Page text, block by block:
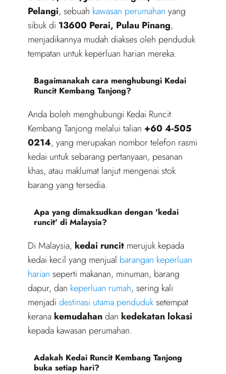
Pelangi, sebuah kawasan perumahan yang
sibuk di 13600 Perai, Pulau Pinang,
menjadikannya mudah diakses oleh penduduk
tempatan untuk keperluan harian mereka.
Bagaimanakah cara menghubungi Kedai
Runcit Kembang Tanjong?
Anda boleh menghubungi Kedai Runcit
Kembang Tanjong melalui talian +60 4-505
0214, yang merupakan nombor telefon rasmi
kedai untuk sebarang pertanyaan, pesanan
khas, atau maklumat lanjut mengenai stok
barang yang tersedia.
Apa yang dimaksudkan dengan 'kedai
runcit' di Malaysia?
Di Malaysia, kedai runcit merujuk kepada
kedai kecil yang menjual barangan keperluan
harian seperti makanan, minuman, barang
dapur, dan keperluan rumah, sering kali
menjadi destinasi utama penduduksetempat
kerana kemudahandan kedekatan lokasi
kepada kawasan perumahan.
Adakah Kedai Runcit Kembang Tanjong
buka setiap hari?